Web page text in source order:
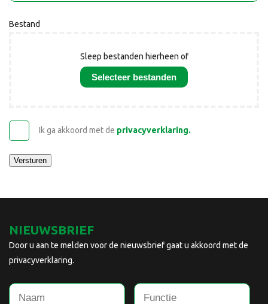
Bestand
Sleep bestanden hierheen of
Selecteer bestanden
Ik ga akkoord met de privacyverklaring.
Versturen
NIEUWSBRIEF
Door u aan te melden voor de nieuwsbrief gaat u akkoord met de
privacyverklaring.